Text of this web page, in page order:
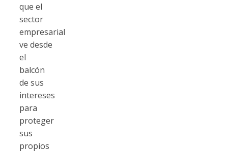
que el
sector
empresarial
ve desde
el
balcón
de sus
intereses
para
proteger
sus
propios